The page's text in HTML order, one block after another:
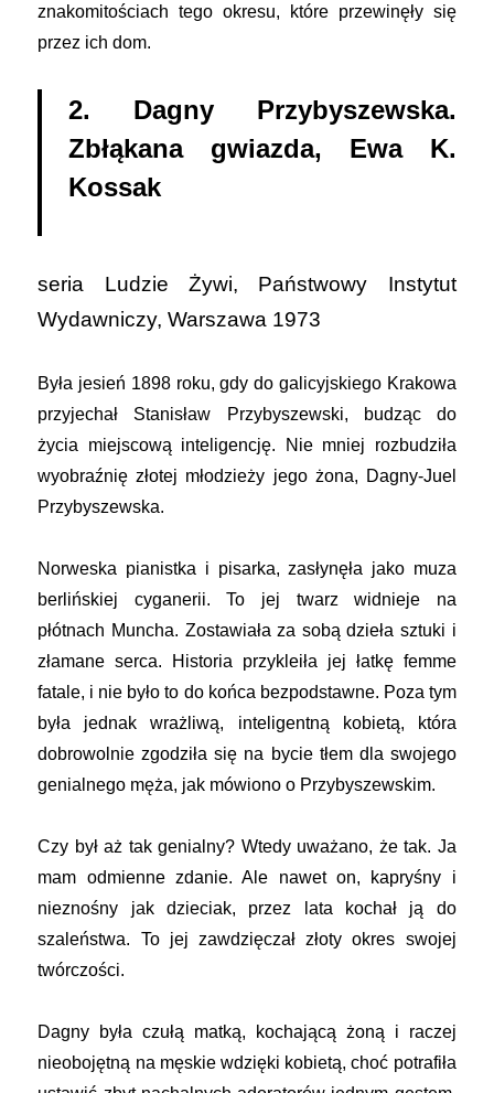
znakomitościach tego okresu, które przewinęły się
przez ich dom.
2. Dagny Przybyszewska.
Zbłąkana gwiazda, Ewa K.
Kossak
seria Ludzie Żywi, Państwowy Instytut
Wydawniczy, Warszawa 1973
Była jesień 1898 roku, gdy do galicyjskiego Krakowa
przyjechał Stanisław Przybyszewski, budząc do
życia miejscową inteligencję. Nie mniej rozbudziła
wyobraźnię złotej młodzieży jego żona, Dagny-Juel
Przybyszewska.
Norweska pianistka i pisarka, zasłynęła jako muza
berlińskiej cyganerii. To jej twarz widnieje na
płótnach Muncha. Zostawiała za sobą dzieła sztuki i
złamane serca. Historia przykleiła jej łatkę femme
fatale, i nie było to do końca bezpodstawne. Poza tym
była jednak wrażliwą, inteligentną kobietą, która
dobrowolnie zgodziła się na bycie tłem dla swojego
genialnego męża, jak mówiono o Przybyszewskim.
Czy był aż tak genialny? Wtedy uważano, że tak. Ja
mam odmienne zdanie. Ale nawet on, kapryśny i
nieznośny jak dzieciak, przez lata kochał ją do
szaleństwa. To jej zawdzięczał złoty okres swojej
twórczości.
Dagny była czułą matką, kochającą żoną i raczej
nieobojętną na męskie wdzięki kobietą, choć potrafiła